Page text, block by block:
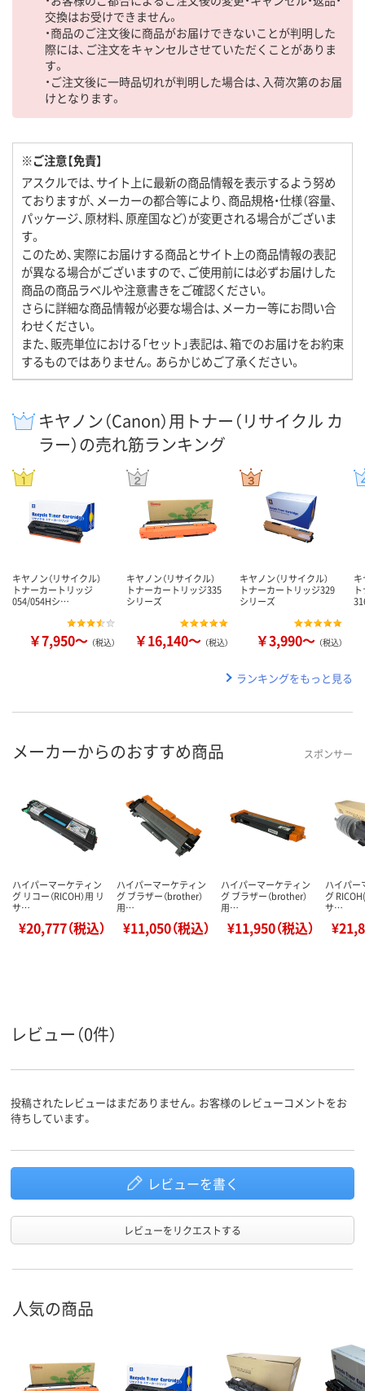
交換はお受けできません。
・商品のご注文後に商品がお届けできないことが判明した
際には、ご注文をキャンセルさせていただくことがありま
す。
・ご注文後に一時品切れが判明した場合は、入荷次第のお届
けとなります。
※ご注意【免責】
アスクルでは、サイト上に最新の商品情報を表示するよう努め
ておりますが、メーカーの都合等により、商品規格・仕様（容量、
パッケージ、原材料、原産国など）が変更される場合がございま
す。
このため、実際にお届けする商品とサイト上の商品情報の表記
が異なる場合がございますので、ご使用前には必ずお届けした
商品の商品ラベルや注意書きをご確認ください。
さらに詳細な商品情報が必要な場合は、メーカー等にお問い合
わせください。
また、販売単位における「セット」表記は、箱でのお届けをお約束
するものではありません。あらかじめご了承ください。
キヤノン（Canon）用トナー（リサイクル カ
ラー）の売れ筋ランキング
キヤノン（リサイクル）
トナーカートリッジ
054/054Hシ…
￥7,950～ （税込）
キヤノン（リサイクル）
トナーカートリッジ335
シリーズ
￥16,140～ （税込）
キヤノン（リサイクル）
トナーカートリッジ329
シリーズ
￥3,990～ （税込）
ランキングをもっと見る
メーカーからのおすすめ商品 スポンサー
ハイパーマーケティン
グ リコー（RICOH）用 リ
サ…
¥20,777（税込）
ハイパーマーケティン
グ ブラザー（brother）
用…
¥11,050（税込）
ハイパーマーケティン
グ ブラザー（brother）
用…
¥11,950（税込）
ハイパー
グ
サ…
レビュー（0件）
投稿されたレビューはまだありません。お客様のレビューコメントをお
待ちしています。
レビューを書く
レビューをリクエストする
人気の商品